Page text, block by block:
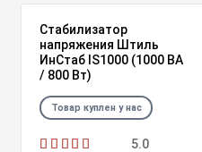
Стабилизатор
напряжения Штиль
ИнСтаб IS1000 (1000 ВА
/ 800 Вт)
Товар куплен у нас
5.0